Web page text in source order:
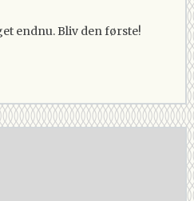
endnu. Bliv den første!